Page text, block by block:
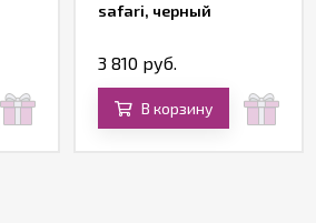
safari, черный
3 810 руб.
В корзину